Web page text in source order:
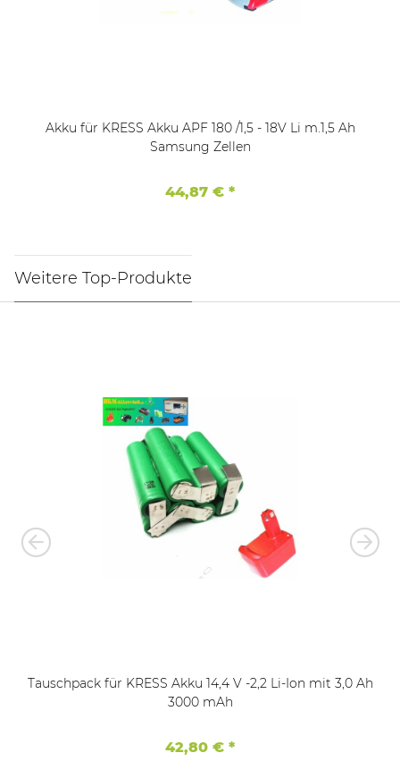
Akku für KRESS Akku APF 180 /1,5 - 18V Li m.1,5 Ah
Samsung Zellen
44,87 € *
Weitere Top-Produkte
Tauschpack für KRESS Akku 14,4 V -2,2 Li-Ion mit 3,0 Ah
3000 mAh
42,80 € *